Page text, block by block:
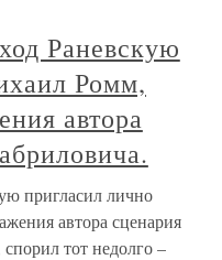
Раневскую
Ромм,
автора
пригласил лично
автора сценария
тот недолго –